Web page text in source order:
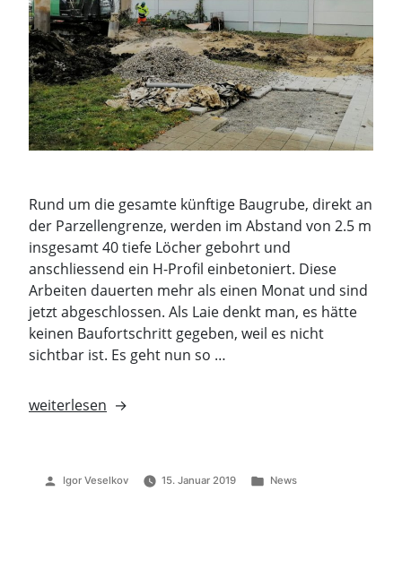
Rund um die gesamte künftige Baugrube, direkt an
der Parzellengrenze, werden im Abstand von 2.5 m
insgesamt 40 tiefe Löcher gebohrt und
anschliessend ein H-Profil einbetoniert. Diese
Arbeiten dauerten mehr als einen Monat und sind
jetzt abgeschlossen. Als Laie denkt man, es hätte
keinen Baufortschritt gegeben, weil es nicht
sichtbar ist. Es geht nun so …
„Abschluss
weiterlesen
Veröffentlicht
Igor Veselkov 15. Januar 2019
Veröffentlicht
News